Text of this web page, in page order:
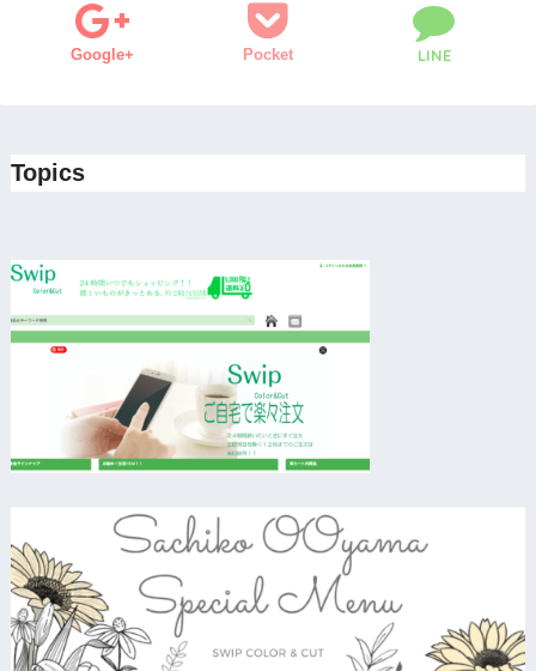
Google+ Pocket LINE
Topics